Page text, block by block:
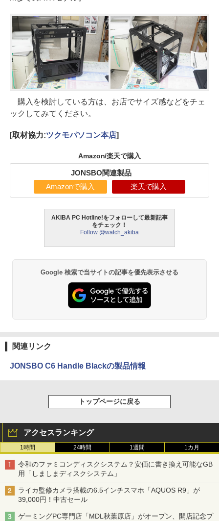
購入を検討している方は、お店でサイズ感などをチェ
ックしてみてください。
[取材協力:ツクモパソコン本店]
Amazon/楽天で購入
JONSBO関連製品
Amazonで購入 楽天で購入
AKIBA PC Hotline!をフォローして最新記事
をチェック！
Follow @watch_akiba
Google 検索で当サイトの記事を優先表示させる
関連リンク
JONSBO C6 Handle Blackの製品情報
トップページに戻る
アクセスランキング
1時間 24時間 1週間 1カ月
令和のファミコンディスクシステム？安価に書き換え可能なGB
用「しましまディスクシステム」
ライカ監修カメラ搭載の6.5インチスマホ「AQUOS R9」が
39,000円！中古セール
ゲーミングPC専門店「MDL秋葉原店」がオープン、開店記念プ